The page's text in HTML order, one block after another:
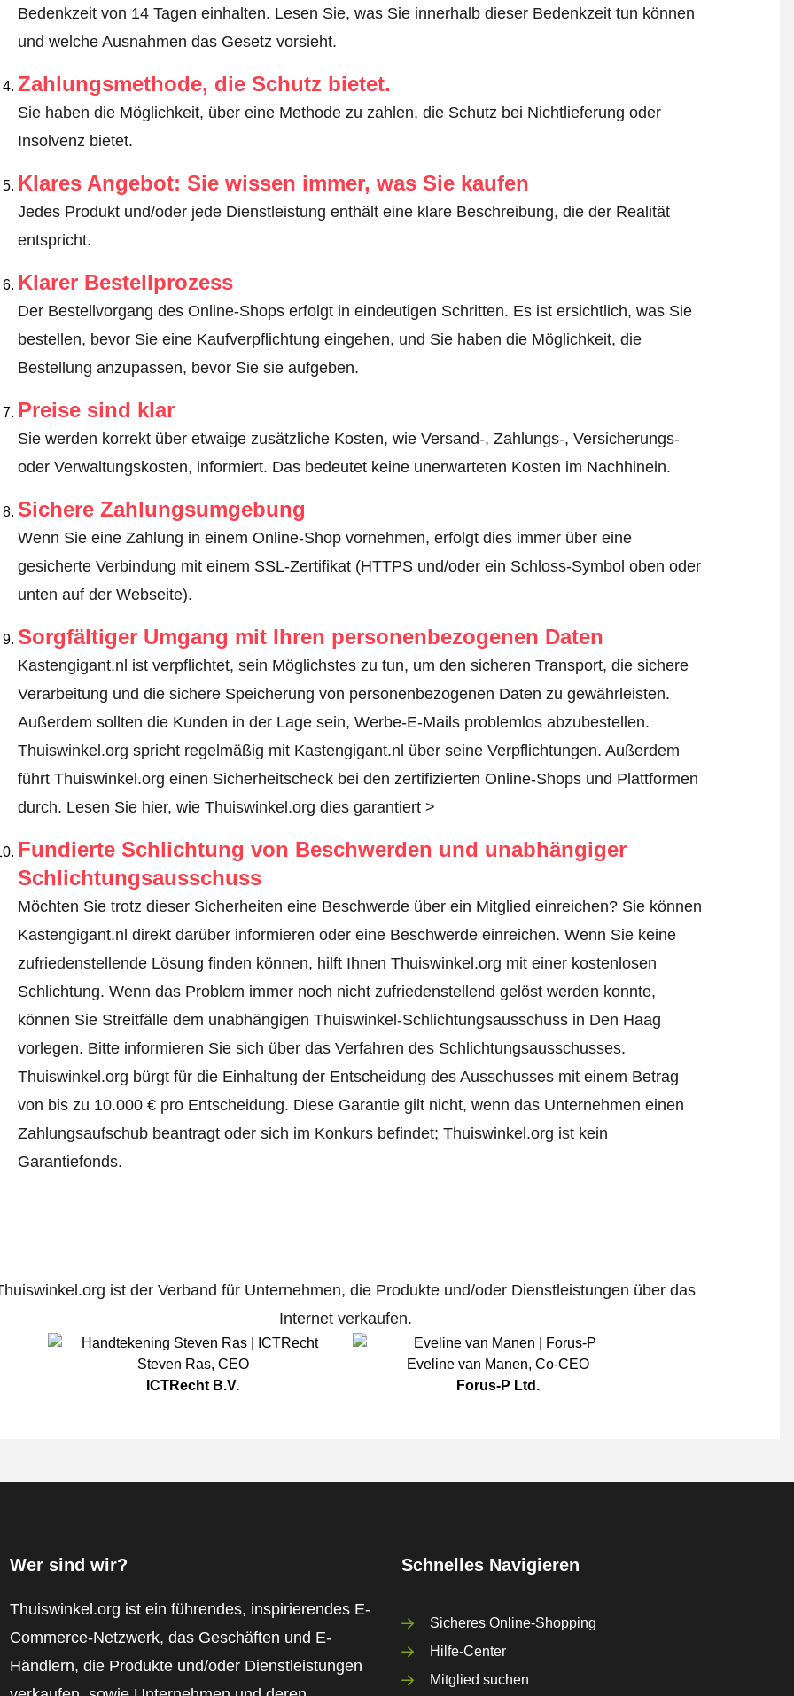
Bedenkzeit von 14 Tagen einhalten. Lesen Sie, was Sie innerhalb dieser Bedenkzeit tun können
und welche Ausnahmen das Gesetz vorsieht.
Zahlungsmethode, die Schutz bietet.
Sie haben die Möglichkeit, über eine Methode zu zahlen, die Schutz bei Nichtlieferung oder
Insolvenz bietet.
Klares Angebot: Sie wissen immer, was Sie kaufen
Jedes Produkt und/oder jede Dienstleistung enthält eine klare Beschreibung, die der Realität
entspricht.
Klarer Bestellprozess
Der Bestellvorgang des Online-Shops erfolgt in eindeutigen Schritten. Es ist ersichtlich, was Sie
bestellen, bevor Sie eine Kaufverpflichtung eingehen, und Sie haben die Möglichkeit, die
Bestellung anzupassen, bevor Sie sie aufgeben.
Preise sind klar
Sie werden korrekt über etwaige zusätzliche Kosten, wie Versand-, Zahlungs-, Versicherungs-
oder Verwaltungskosten, informiert. Das bedeutet keine unerwarteten Kosten im Nachhinein.
Sichere Zahlungsumgebung
Wenn Sie eine Zahlung in einem Online-Shop vornehmen, erfolgt dies immer über eine
gesicherte Verbindung mit einem SSL-Zertifikat (HTTPS und/oder ein Schloss-Symbol oben oder
unten auf der Webseite).
Sorgfältiger Umgang mit Ihren personenbezogenen Daten
Kastengigant.nl ist verpflichtet, sein Möglichstes zu tun, um den sicheren Transport, die sichere
Verarbeitung und die sichere Speicherung von personenbezogenen Daten zu gewährleisten.
Außerdem sollten die Kunden in der Lage sein, Werbe-E-Mails problemlos abzubestellen.
Thuiswinkel.org spricht regelmäßig mit Kastengigant.nl über seine Verpflichtungen. Außerdem
führt Thuiswinkel.org einen Sicherheitscheck bei den zertifizierten Online-Shops und Plattformen
durch. Lesen Sie hier, wie Thuiswinkel.org dies garantiert >
Fundierte Schlichtung von Beschwerden und unabhängiger
Schlichtungsausschuss
Möchten Sie trotz dieser Sicherheiten eine Beschwerde über ein Mitglied einreichen? Sie können
Kastengigant.nl direkt darüber informieren oder eine Beschwerde einreichen. Wenn Sie keine
zufriedenstellende Lösung finden können, hilft Ihnen Thuiswinkel.org mit einer kostenlosen
Schlichtung. Wenn das Problem immer noch nicht zufriedenstellend gelöst werden konnte,
können Sie Streitfälle dem unabhängigen Thuiswinkel-Schlichtungsausschuss in Den Haag
vorlegen. Bitte informieren Sie sich über das Verfahren des Schlichtungsausschusses.
Thuiswinkel.org bürgt für die Einhaltung der Entscheidung des Ausschusses mit einem Betrag
von bis zu 10.000 € pro Entscheidung. Diese Garantie gilt nicht, wenn das Unternehmen einen
Zahlungsaufschub beantragt oder sich im Konkurs befindet; Thuiswinkel.org ist kein
Garantiefonds.
ist der Verband für Unternehmen, die Produkte und/oder Dienstleistungen über das
Internet verkaufen.
Steven Ras, CEO
ICTRecht B.V.
Eveline van Manen, Co-CEO
Forus-P Ltd.
Wer sind wir?
Thuiswinkel.org ist ein führendes, inspirierendes E-
Commerce-Netzwerk, das Geschäften und E-
Händlern, die Produkte und/oder Dienstleistungen
Schnelles Navigieren
Sicheres Online-Shopping
Hilfe-Center
Mitglied suchen